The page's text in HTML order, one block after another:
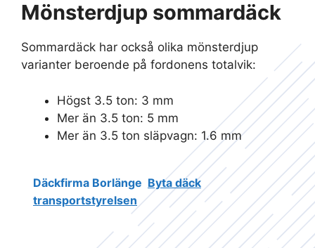
Mönsterdjup sommardäck
Sommardäck har också olika mönsterdjup
varianter beroende på fordonens totalvik:
Högst 3.5 ton: 3 mm
Mer än 3.5 ton: 5 mm
Mer än 3.5 ton släpvagn: 1.6 mm
Däckfirma Borlänge Byta däck
transportstyrelsen